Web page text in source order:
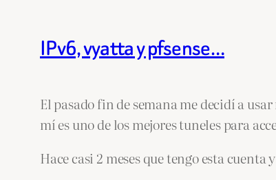
IPv6, vyatta y pfsense…
El pasado fin de semana me decidí a
mí es uno de los mejores tuneles para
Hace casi 2 meses que tengo esta